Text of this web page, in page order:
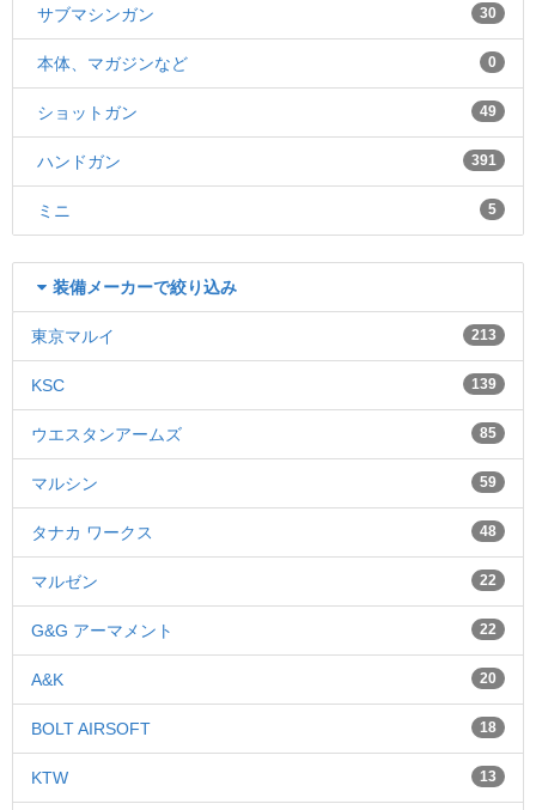
サブマシンガン 30
本体、マガジンなど 0
ショットガン 49
ハンドガン 391
ミニ 5
装備メーカーで絞り込み
東京マルイ 213
KSC 139
ウエスタンアームズ 85
マルシン 59
タナカ ワークス 48
マルゼン 22
G&G アーマメント 22
A&K 20
BOLT AIRSOFT 18
KTW 13